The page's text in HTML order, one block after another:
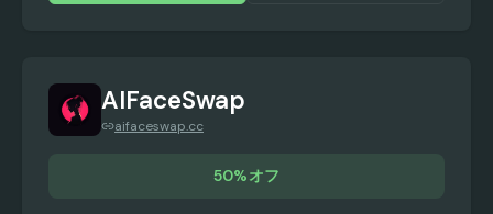
AIFaceSwap
aifaceswap.cc
50%オフ